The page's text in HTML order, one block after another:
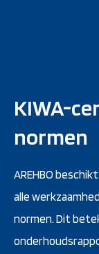
KIWA-
normen
AREHBO
alle
normen. Dit